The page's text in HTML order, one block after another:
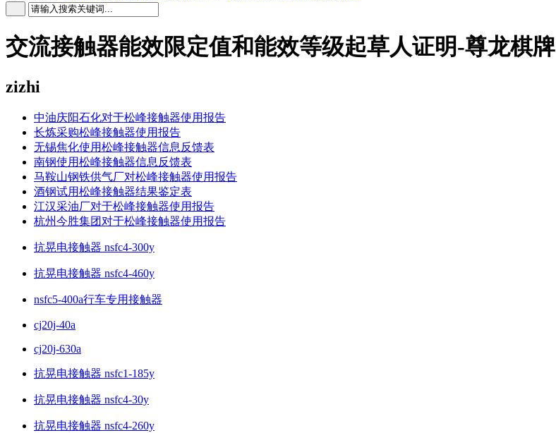
交流接触器能效限定值和能效等级起草人证明-尊龙棋牌
zizhi
中油庆阳石化对于松峰接触器使用报告
长炼采购松峰接触器使用报告
无锡焦化使用松峰接触器信息反馈表
南钢使用松峰接触器信息反馈表
马鞍山钢铁供气厂对松峰接触器使用报告
酒钢试用松峰接触器结果鉴定表
江汉采油厂对于松峰接触器使用报告
杭州今胜集团对于松峰接触器使用报告
抗晃电接触器 nsfc4-300y
抗晃电接触器 nsfc4-460y
nsfc5-400a行车专用接触器
cj20j-40a
cj20j-630a
抗晃电接触器 nsfc1-185y
抗晃电接触器 nsfc4-30y
抗晃电接触器 nsfc4-260y